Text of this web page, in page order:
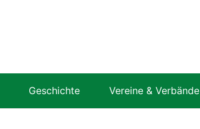
Geschichte Vereine & Verbände